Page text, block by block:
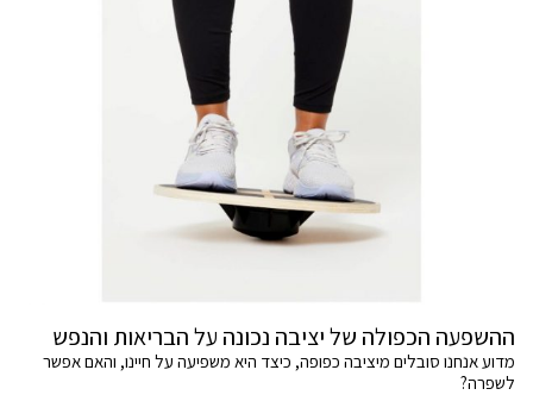
ההשפעה הכפולה של יציבה נכונה על הבריאות והנפש
מדוע אנחנו סובלים מיציבה כפופה, כיצד היא משפיעה על חיינו, והאם אפשר
לשפרה?